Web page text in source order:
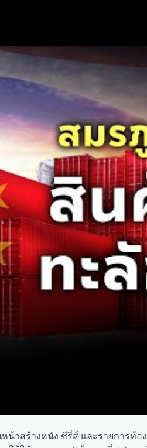
าสร้างหนัง ซีรี่ส์ และรายการท้อ